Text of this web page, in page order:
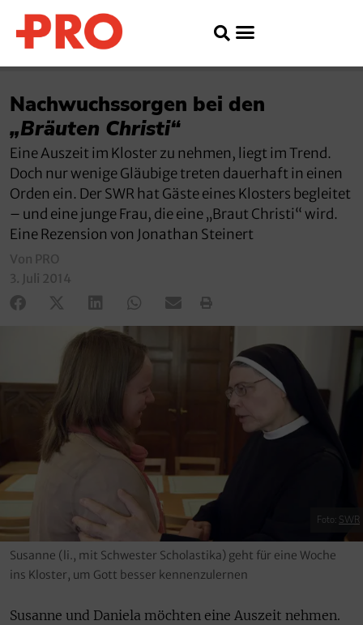
Nachwuchssorgen bei den
„Bräuten Christi“
Eine Auszeit im Kloster zu nehmen, liegt im Trend.
Doch nur wenige Gläubige treten dauerhaft in einen
Orden ein. Der SWR hat Gäste eines Klosters begleitet
– und eine junge Frau, die eine „Braut Christi“ wird.
Eine Rezension von Jonathan Steinert
Von PRO
3. Juli 2014
Foto: SWR
Susanne (li., mit Schwester Scholastika) geht für eine Woche
ins Kloster, um Gott besser kennenzulernen
Susanne und Daniela möchten eine Auszeit nehmen.